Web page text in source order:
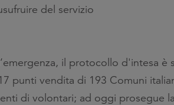
del servizio
il protocollo d'intesa
punti vendita di 193 Comuni
di volontari; ad oggi prosegue